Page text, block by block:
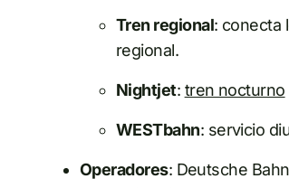
Tren regional: conecta
regional.
Nightjet: tren nocturno
WESTbahn: servicio
Operadores: Deutsche